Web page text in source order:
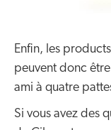
Enfin, les
peuvent donc
ami à quatre
Si vous avez des